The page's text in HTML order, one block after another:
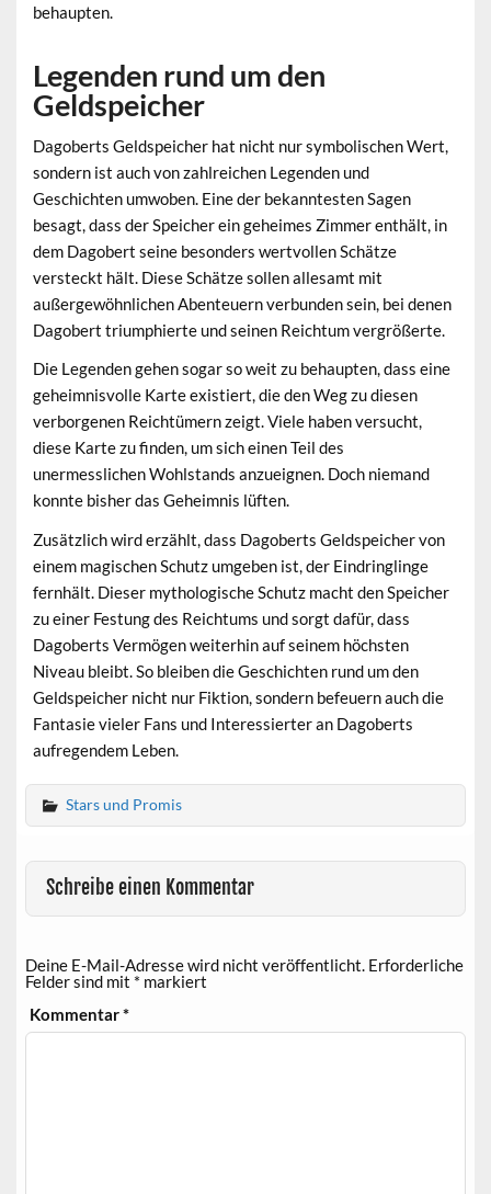
behaupten.
Legenden rund um den
Geldspeicher
Dagoberts Geldspeicher hat nicht nur symbolischen Wert,
sondern ist auch von zahlreichen Legenden und
Geschichten umwoben. Eine der bekanntesten Sagen
besagt, dass der Speicher ein geheimes Zimmer enthält, in
dem Dagobert seine besonders wertvollen Schätze
versteckt hält. Diese Schätze sollen allesamt mit
außergewöhnlichen Abenteuern verbunden sein, bei denen
Dagobert triumphierte und seinen Reichtum vergrößerte.
Die Legenden gehen sogar so weit zu behaupten, dass eine
geheimnisvolle Karte existiert, die den Weg zu diesen
verborgenen Reichtümern zeigt. Viele haben versucht,
diese Karte zu finden, um sich einen Teil des
unermesslichen Wohlstands anzueignen. Doch niemand
konnte bisher das Geheimnis lüften.
Zusätzlich wird erzählt, dass Dagoberts Geldspeicher von
einem magischen Schutz umgeben ist, der Eindringlinge
fernhält. Dieser mythologische Schutz macht den Speicher
zu einer Festung des Reichtums und sorgt dafür, dass
Dagoberts Vermögen weiterhin auf seinem höchsten
Niveau bleibt. So bleiben die Geschichten rund um den
Geldspeicher nicht nur Fiktion, sondern befeuern auch die
Fantasie vieler Fans und Interessierter an Dagoberts
aufregendem Leben.
Stars und Promis
Schreibe einen Kommentar
Deine E-Mail-Adresse wird nicht veröffentlicht. Erforderliche
Felder sind mit * markiert
Kommentar*